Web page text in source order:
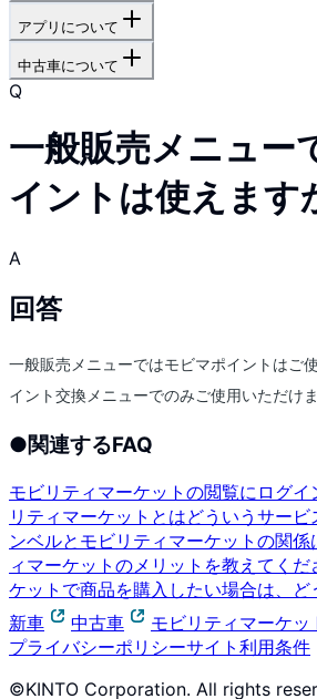
アプリについて
中古車について
Q
一般販売メニュー
イントは使えます
A
回答
一般販売メニューではモビマポイントはご
イント交換メニューでのみご使用いただけま
●関連するFAQ
モビリティマーケットの閲覧にログイ
リティマーケットとはどういうサービ
ンベルとモビリティマーケットの関係
ィマーケットのメリットを教えてくだ
ケットで商品を購入したい場合は、ど
新車
中古車
モビリティマーケッ
プライバシーポリシーサイト利用条件
©KINTO Corporation. All rights